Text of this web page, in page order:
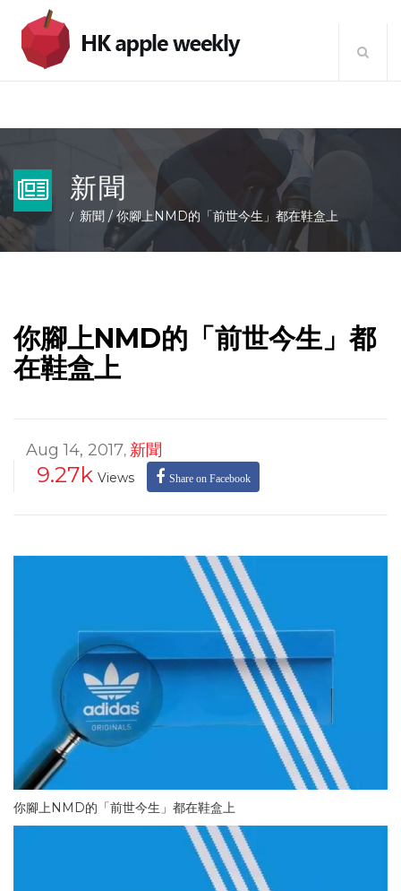
新聞
新聞 /你腳上NMD的「前世今生」都在鞋盒上
你腳上NMD的「前世今生」都
在鞋盒上
Aug 14, 2017, 新聞
9.27k Views Share on Facebook
你腳上NMD的「前世今生」都在鞋盒上